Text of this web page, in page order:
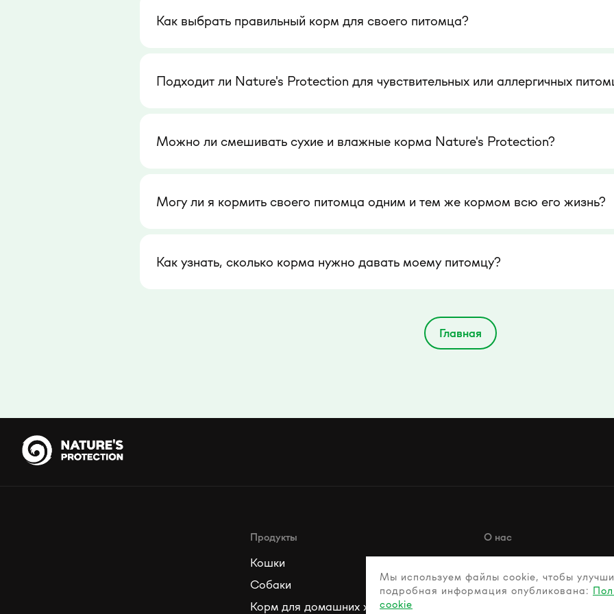
Как выбрать правильный корм для своего питомца?
Подходит ли Nature's Protection для чувствительных или аллергичных
Можно ли смешивать сухие и влажные корма Nature's Protection?
Могу ли я кормить своего питомца одним и тем же кормом всю его жизнь?
Как узнать, сколько корма нужно давать моему питомцу?
Главная
Продукты
Кошки
Собаки
Корм для домашних животных
О нас
Наши послы
Мы используем файлы cookie, чтобы
подробная информация опубликована:
cookie